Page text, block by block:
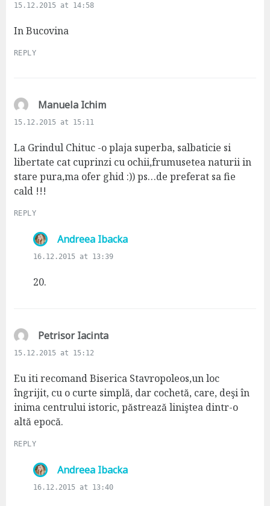
15.12.2015 at 14:58
In Bucovina
REPLY
Manuela Ichims
s
:
15.12.2015 at 15:11
La Grindul Chituc -o plaja superba, salbaticie si
libertate cat cuprinzi cu ochii,frumusetea naturii in
stare pura,ma ofer ghid :)) ps…de preferat sa fie
cald !!!
REPLY
Andreea Ibackas
16.12.2015 at 13:39
20.
Petrisor Iacintas
s
:
15.12.2015 at 15:12
Eu iti recomand Biserica Stavropoleos,un loc
îngrijit, cu o curte simplă, dar cochetă, care, deşi în
inima centrului istoric, păstrează liniştea dintr-o
altă epocă.
REPLY
Andreea Ibackas
16.12.2015 at 13:40